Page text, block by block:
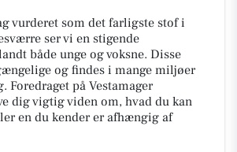
vurderet som det farligste stof i
ser vi en stigende
både unge og voksne. Disse
og findes i mange miljøer
Foredraget på Vestamager
dig vigtig viden om, hvad du kan
en du kender er afhængig af